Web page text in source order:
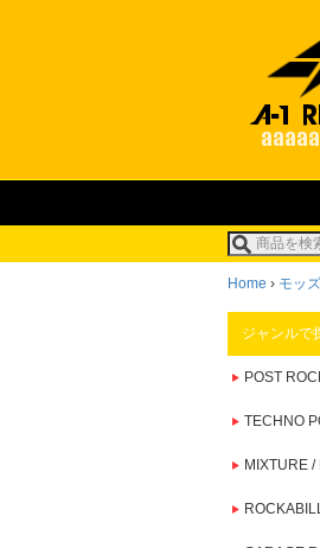
Home › モッ
ジャンルで
POST
TECHNO
MIXTURE